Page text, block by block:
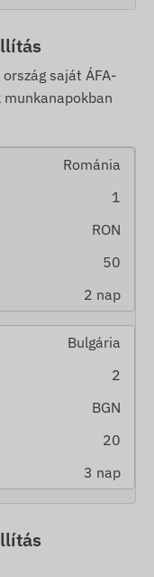
saját ÁFA-
Románia
1
RON
50
2 nap
Bulgária
2
BGN
20
3 nap